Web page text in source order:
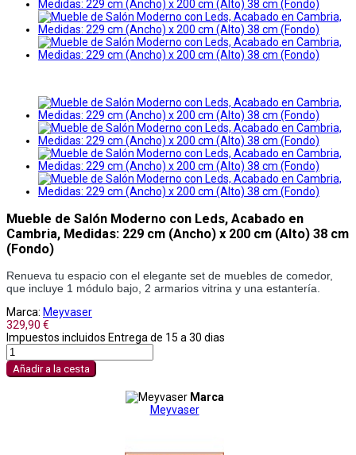
Mueble de Salón Moderno con Leds, Acabado en
Cambria, Medidas: 229 cm (Ancho) x 200 cm (Alto) 38 cm
(Fondo)
Renueva tu espacio con el elegante set de muebles de comedor,
que incluye 1 módulo bajo, 2 armarios vitrina y una estantería.
Marca: Meyvaser
329,90 €
Impuestos incluidos Entrega de 15 a 30 dias
Añadir a la cesta
Marca
Meyvaser